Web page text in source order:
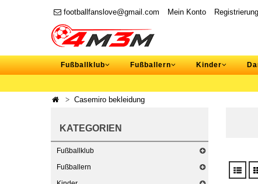
footballfanslove@gmail.com Mein Konto Registrierung
Fußballklub Fußballern Kinder
Casemiro bekleidung
KATEGORIEN
Fußballklub
Fußballern